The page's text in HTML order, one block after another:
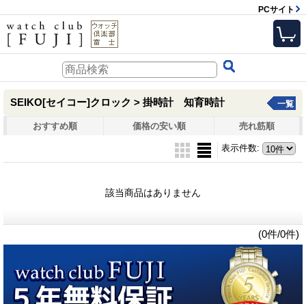
PCサイト
SEIKO[セイコー]クロック > 掛時計 知育時計 一覧
おすすめ順 価格の安い順 売れ筋順
表示件数:
該当商品はありません
(0件/0件)